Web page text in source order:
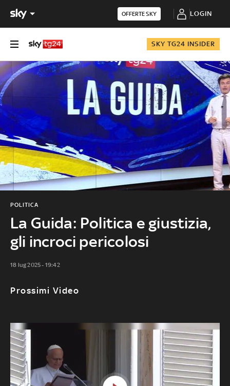
OFFERTE SKY LOGIN
SKY TG24 INSIDER
La Guida: Politica e giustizia,
gli incroci pericolosi
POLITICA
18 lug 2025 - 19:42
Prossimi Video